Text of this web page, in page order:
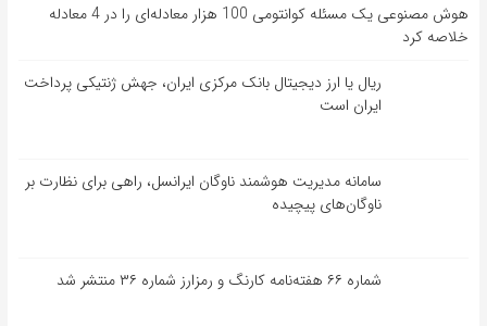
هوش مصنوعی یک مسئله کوانتومی 100 هزار معادله‌‎ای را در 4 معادله
خلاصه کرد
ریال یا ارز دیجیتال بانک مرکزی ایران، جهش ژنتیکی پرداخت
ایران است
سامانه مدیریت هوشمند ناوگان ایرانسل، راهی برای نظارت بر
ناوگان‌های پیچیده
شماره ۶۶ هفته‌نامه کارنگ و رمزارز شماره ۳۶ منتشر شد